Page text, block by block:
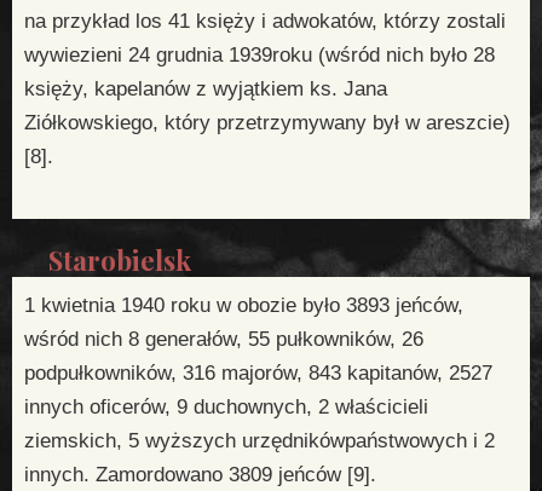
na przykład los 41 księży i adwokatów, którzy zostali
wywiezieni 24 grudnia 1939roku (wśród nich było 28
księży, kapelanów z wyjątkiem ks. Jana
Ziółkowskiego, który przetrzymywany był w areszcie)
[8].
Starobielsk
1 kwietnia 1940 roku w obozie było 3893 jeńców,
wśród nich 8 generałów, 55 pułkowników, 26
podpułkowników, 316 majorów, 843 kapitanów, 2527
innych oficerów, 9 duchownych, 2 właścicieli
ziemskich, 5 wyższych urzędnikówpaństwowych i 2
innych. Zamordowano 3809 jeńców [9].